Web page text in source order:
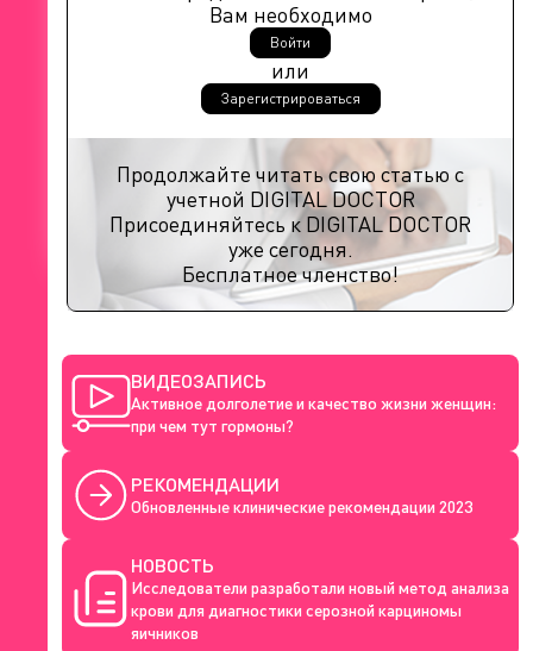
Вам необходимо
Войти
или
Зарегистрироваться
Продолжайте читать свою статью с
учетной DIGITAL DOCTOR
Присоединяйтесь к DIGITAL DOCTOR
уже сегодня.
Бесплатное членство!
ВИДЕОЗАПИСЬ
Активное долголетие и качество жизни женщин:
при чем тут гормоны?
РЕКОМЕНДАЦИИ
Обновленные клинические рекомендации 2023
НОВОСТЬ
Исследователи разработали новый метод анализа
крови для диагностики серозной карциномы
яичников